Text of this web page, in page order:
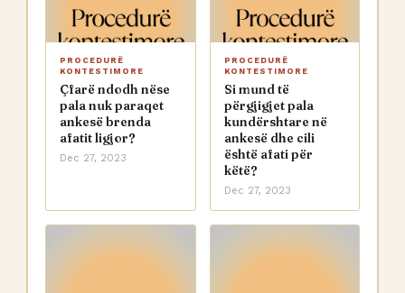
PROCEDURË
KONTESTIMORE
Çfarë ndodh nëse
pala nuk paraqet
ankesë brenda
afatit ligjor?
Dec 27, 2023
PROCEDURË
KONTESTIMORE
Si mund të
përgjigjet pala
kundërshtare në
ankesë dhe cili
është afati për
këtë?
Dec 27, 2023